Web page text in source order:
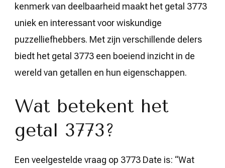
kenmerk van deelbaarheid maakt het getal 3773
uniek en interessant voor wiskundige
puzzelliefhebbers. Met zijn verschillende delers
biedt het getal 3773 een boeiend inzicht in de
wereld van getallen en hun eigenschappen.
Wat betekent het
getal 3773?
Een veelgestelde vraag op 3773 Date is: “Wat